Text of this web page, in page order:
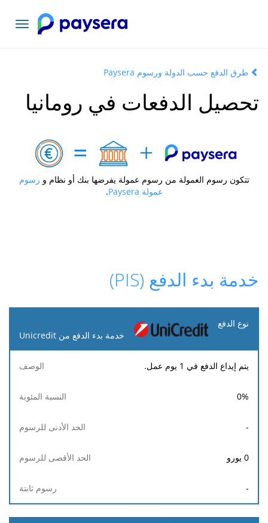
تبديل
التنقل
طرق الدفع حسب الدولة ورسوم Paysera
تحصيل الدفعات في رومانيا
تتكون رسوم العمولة من رسوم عمولة يفرضها بنك أو نظام و رسوم
عمولة Paysera
.
خدمة بدء الدفع (PIS)
نوع
النسبة
الحد
خدمة بدء الدفع من Unicredit
يتم إيداع الدفع في 1 يوم عمل.
0%
-
0 يورو
-